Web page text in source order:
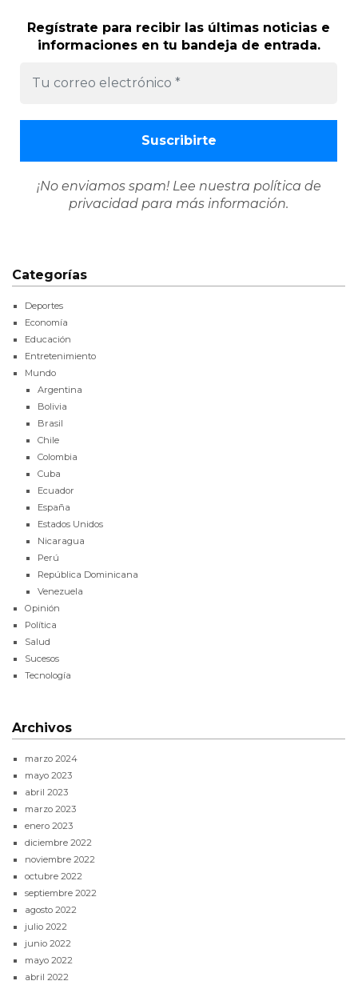
Regístrate para recibir las últimas noticias e
informaciones en tu bandeja de entrada.
¡No enviamos spam! Lee nuestra política de
privacidad para más información.
Categorías
Deportes
Economía
Educación
Entretenimiento
Mundo
Argentina
Bolivia
Brasil
Chile
Colombia
Cuba
Ecuador
España
Estados Unidos
Nicaragua
Perú
República Dominicana
Venezuela
Opinión
Política
Salud
Sucesos
Tecnología
Archivos
marzo 2024
mayo 2023
abril 2023
marzo 2023
enero 2023
diciembre 2022
noviembre 2022
octubre 2022
septiembre 2022
agosto 2022
julio 2022
junio 2022
mayo 2022
abril 2022